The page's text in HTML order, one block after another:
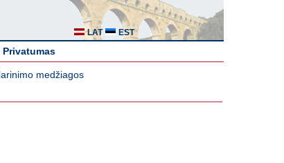
LAT EST
Privatumas
medžiagos